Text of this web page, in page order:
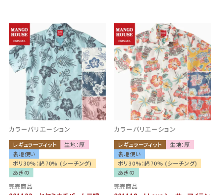
カラーバリエーション
レギュラーフィット
生地：厚
裏地使い
ポリ30%：綿70% (シーチング)
あきの
完売商品
カラーバリエーション
レギュラーフィット
生地：厚
裏地使い
ポリ30%：綿70% (シーチング)
あきの
完売商品